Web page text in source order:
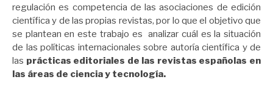
regulación es competencia de las asociaciones de edición
científica y de las propias revistas, por lo que el objetivo que
se plantean en este trabajo es analizar cuál es la situación
de las políticas internacionales sobre autoría científica y de
las prácticas editoriales de las revistas españolas en
las áreas de ciencia y tecnología.